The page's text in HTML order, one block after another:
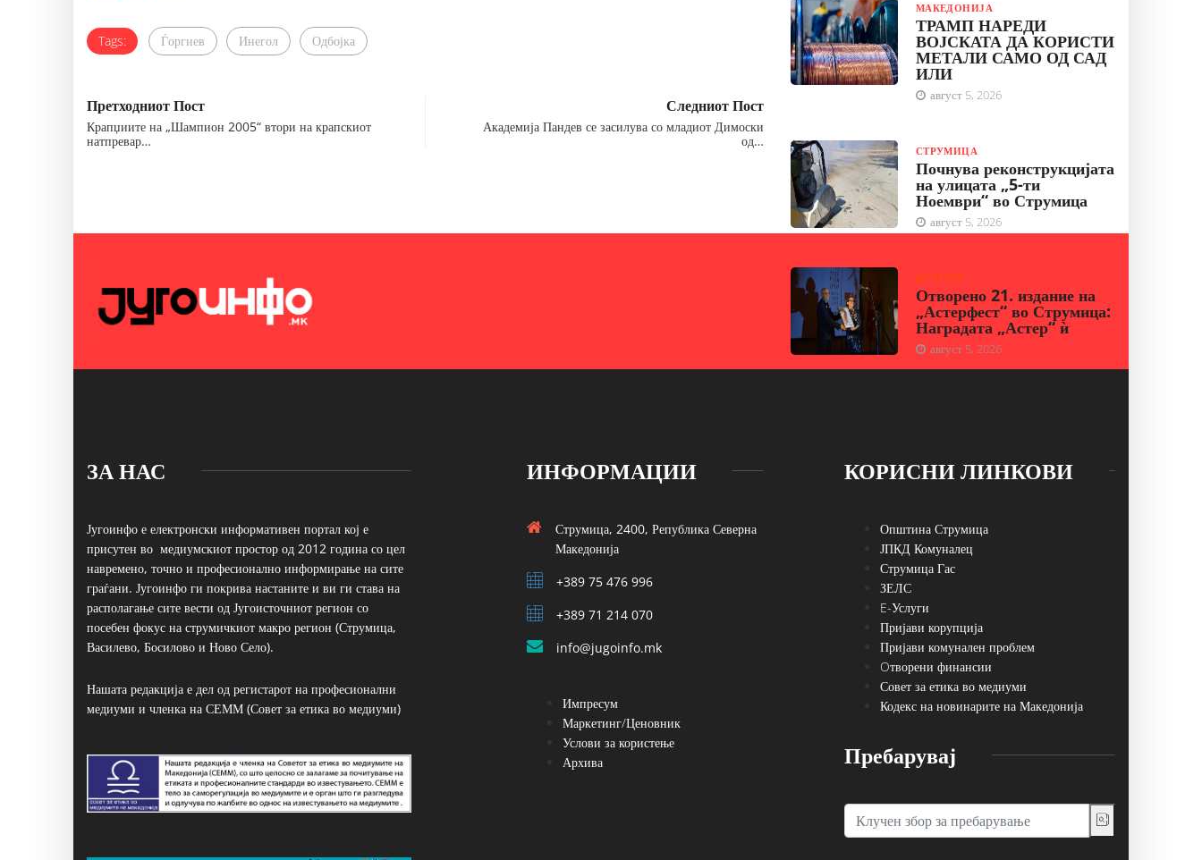
Tags: Ѓоргиев Инегол Одбојка
Претходниот Пост
Крапџиите на „Шампион 2005“ втори на крапскиот
натпревар…
Следниот Пост
Академија Пандев се засилува со младиот Димоски
од…
МАКЕДОНИЈА
ТРАМП НАРЕДИ
ВОЈСКАТА ДА КОРИСТИ
МЕТАЛИ САМО ОД САД
ИЛИ
август 5, 2026
СТРУМИЦА
Почнува реконструкцијата
на улицата „5-ти
Ноември“ во Струмица
август 5, 2026
КУЛТУРА
Отворено 21. издание на
„Астерфест“ во Струмица:
Наградата „Астер“ ѝ
август 5, 2026
ЗА НАС
Југоинфо е електронски информативен портал кој е
присутен во медиумскиот простор од 2012 година со цел
навремено, точно и професионално информирање на сите
граѓани. Југоинфо ги покрива настаните и ви ги става на
располагање сите вести од Југоисточниот регион со
посебен фокус на струмичкиот макро регион (Струмица,
Василево, Босилово и Ново Село).
Нашата редакција е дел од регистарот на професионални
медиуми и членка на СЕММ (Совет за етика во медиуми)
ИНФОРМАЦИИ
Струмица, 2400, Република Северна
Македонија
+389 75 476 996
+389 71 214 070
info@jugoinfo.mk
Импресум
Маркетинг/Ценовник
Услови за користење
Архива
КОРИСНИ ЛИНКОВИ
Општина Струмица
ЈПКД Комуналец
Струмица Гас
ЗЕЛС
E-Услуги
Пријави корупција
Пријави комунален проблем
Oтворени финансии
Совет за етика во медиуми
Кодекс на новинарите на Македонија
Пребарувај